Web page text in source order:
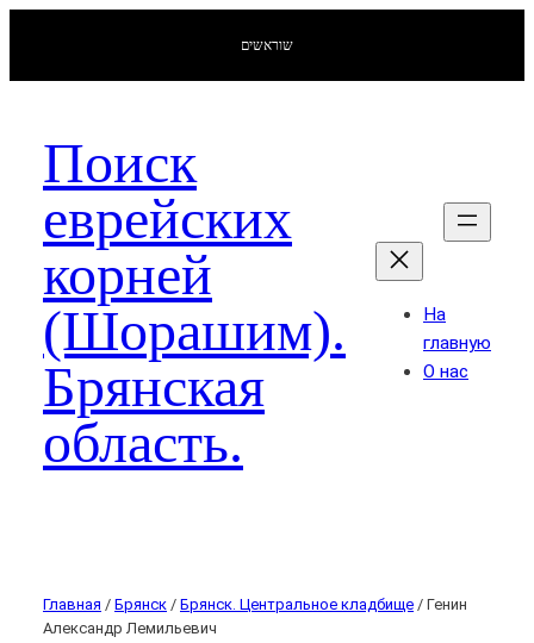
שוראשים
Поиск
еврейских
корней
(Шорашим).
Брянская
область.
На
главную
О нас
Главная / Брянск / Брянск. Центральное кладбище / Генин
Александр Лемильевич